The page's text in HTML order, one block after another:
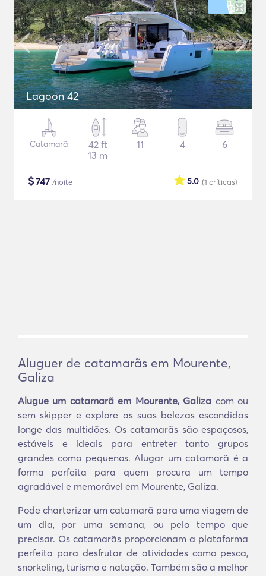
Lagoon 42
Catamarã
42 ft
13 m
11 4 6
$747 /noite (1 críticas)
5.0
Aluguer de catamarãs em Mourente,
Galiza
Alugue um catamarã em Mourente, Galiza com ou
sem skipper e explore as suas belezas escondidas
longe das multidões. Os catamarãs são espaçosos,
estáveis e ideais para entreter tanto grupos
grandes como pequenos. Alugar um catamarã é a
forma perfeita para quem procura um tempo
agradável e memorável em Mourente, Galiza.
Pode charterizar um catamarã para uma viagem de
um dia, por uma semana, ou pelo tempo que
precisar. Os catamarãs proporcionam a plataforma
perfeita para desfrutar de atividades como pesca,
snorkeling, turismo e natação. Também são a melhor